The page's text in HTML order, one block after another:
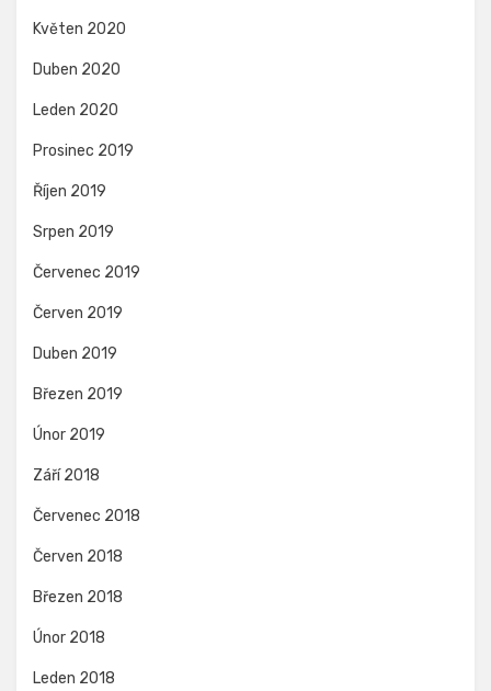
Květen 2020
Duben 2020
Leden 2020
Prosinec 2019
Říjen 2019
Srpen 2019
Červenec 2019
Červen 2019
Duben 2019
Březen 2019
Únor 2019
Září 2018
Červenec 2018
Červen 2018
Březen 2018
Únor 2018
Leden 2018